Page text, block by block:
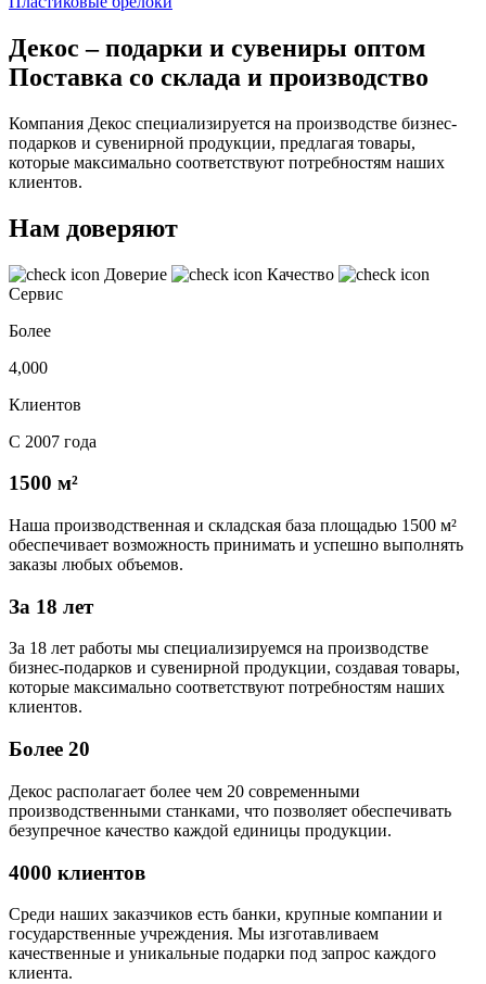
Декос – подарки и сувениры оптом
Поставка со склада и производство
Компания Декос специализируется на производстве бизнес-
подарков и сувенирной продукции, предлагая товары,
которые максимально соответствуют потребностям наших
клиентов.
Нам доверяют
Доверие
Качество
Сервис
Более
4,000
Клиентов
С 2007 года
1500 м²
Наша производственная и складская база площадью 1500 м²
обеспечивает возможность принимать и успешно выполнять
заказы любых объемов.
За 18 лет
За 18 лет работы мы специализируемся на производстве
бизнес-подарков и сувенирной продукции, создавая товары,
которые максимально соответствуют потребностям наших
клиентов.
Более 20
Декос располагает более чем 20 современными
производственными станками, что позволяет обеспечивать
безупречное качество каждой единицы продукции.
4000 клиентов
Среди наших заказчиков есть банки, крупные компании и
государственные учреждения. Мы изготавливаем
качественные и уникальные подарки под запрос каждого
клиента.